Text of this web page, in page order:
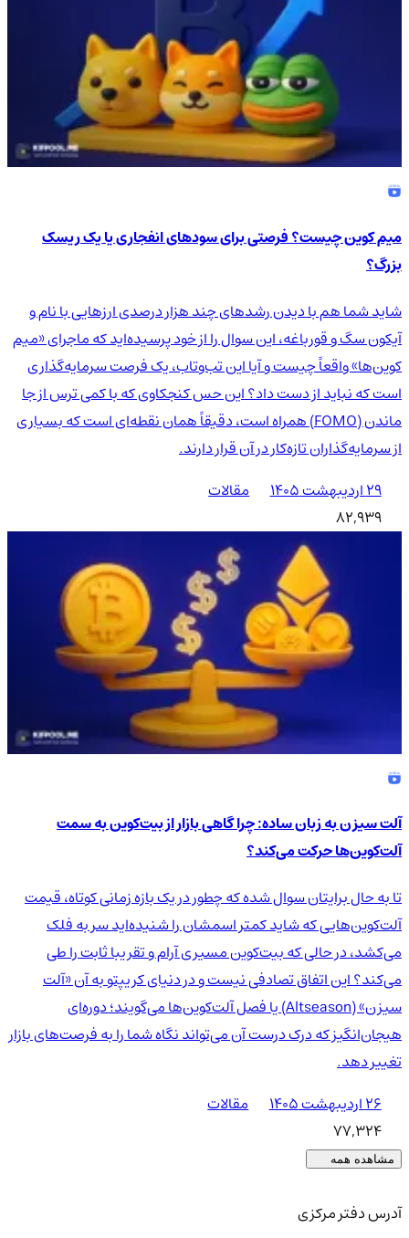
میم کوین چیست؟ فرصتی برای سودهای انفجاری یا یک ریسک
بزرگ؟
شاید شما هم با دیدن رشدهای چند هزار درصدی ارزهایی با نام و
آیکون سگ و قورباغه، این سوال را از خود پرسیده‌اید که ماجرای «میم
کوین‌ها» واقعاً چیست و آیا این تب‌وتاب، یک فرصت سرمایه‌گذاری
است که نباید از دست داد؟ این حس کنجکاوی که با کمی ترس از جا
ماندن (FOMO) همراه است، دقیقاً همان نقطه‌ای است که بسیاری
از سرمایه‌گذاران تازه‌کار در آن قرار دارند.
۲۹ اردیبهشت ۱۴۰۵
مقالات
82,939
آلت سیزن به زبان ساده: چرا گاهی بازار از بیت‌کوین به سمت
آلت‌کوین‌ها حرکت می‌کند؟
تا به حال برایتان سوال شده که چطور در یک بازه زمانی کوتاه، قیمت
آلت‌کوین‌هایی که شاید کمتر اسمشان را شنیده‌اید سر به فلک
می‌کشد، در حالی که بیت‌کوین مسیری آرام و تقریبا ثابت را طی
می‌کند؟ این اتفاق تصادفی نیست و در دنیای کریپتو به آن «آلت
سیزن» (Altseason) یا فصل آلت‌کوین‌ها می‌گویند؛ دوره‌ای
هیجان‌انگیز که درک درست آن می‌تواند نگاه شما را به فرصت‌های بازار
تغییر دهد.
۲۶ اردیبهشت ۱۴۰۵
مقالات
77,324
مشاهده همه
آدرس دفتر مرکزی